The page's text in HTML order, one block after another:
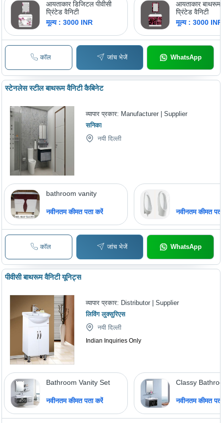
आयताकार डिजिटल पीवीसी
प्रिंटेड वैनिटी
मूल्य : 3000 INR
आयताकार बाथरूम
प्रिंटेड वैनिटी
मूल्य : 3000
कॉल जांच भेजें WhatsApp
स्टेनलेस स्टील बाथरूम वैनिटी कैबिनेट
व्यापार प्रकार: Manufacturer | Supplier
सनिका
नयी दिल्ली
bathroom vanity
नवीनतम कीमत पता करें नवीनतम कीमत
कॉल जांच भेजें WhatsApp
पीवीसी बाथरूम वैनिटी यूनिट्स
व्यापार प्रकार: Distributor | Supplier
लिविंग लुक्सुरिएस
नयी दिल्ली
Indian Inquiries Only
Bathroom Vanity Set
नवीनतम कीमत पता करें
Classy
नवीनतम कीमत